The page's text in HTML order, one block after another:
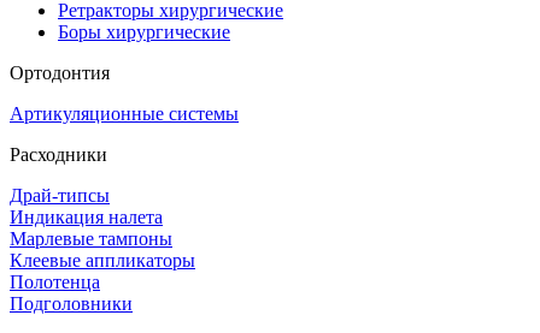
Ретракторы хирургические
Боры хирургические
Ортодонтия
Артикуляционные системы
Расходники
Драй-типсы
Индикация налета
Марлевые тампоны
Клеевые аппликаторы
Полотенца
Подголовники